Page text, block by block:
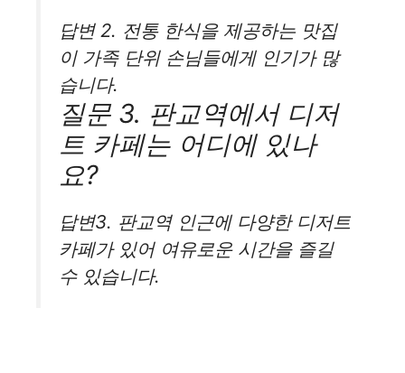
답변 2. 전통 한식을 제공하는 맛집
이 가족 단위 손님들에게 인기가 많
습니다.
질문 3. 판교역에서 디저
트 카페는 어디에 있나
요?
답변3. 판교역 인근에 다양한 디저트
카페가 있어 여유로운 시간을 즐길
수 있습니다.